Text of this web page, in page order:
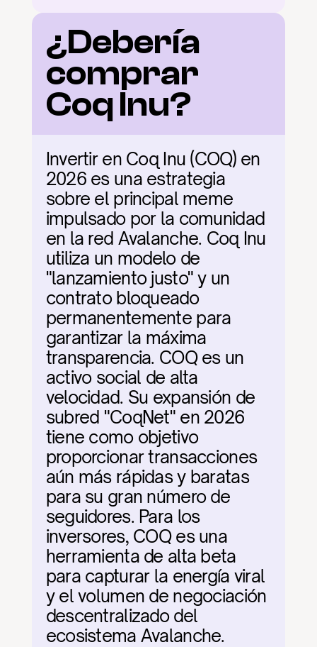
¿Debería
comprar
Coq Inu?
Invertir en Coq Inu (COQ) en
2026 es una estrategia
sobre el principal meme
impulsado por la comunidad
en la red Avalanche. Coq Inu
utiliza un modelo de
"lanzamiento justo" y un
contrato bloqueado
permanentemente para
garantizar la máxima
transparencia. COQ es un
activo social de alta
velocidad. Su expansión de
subred "CoqNet" en 2026
tiene como objetivo
proporcionar transacciones
aún más rápidas y baratas
para su gran número de
seguidores. Para los
inversores, COQ es una
herramienta de alta beta
para capturar la energía viral
y el volumen de negociación
descentralizado del
ecosistema Avalanche.